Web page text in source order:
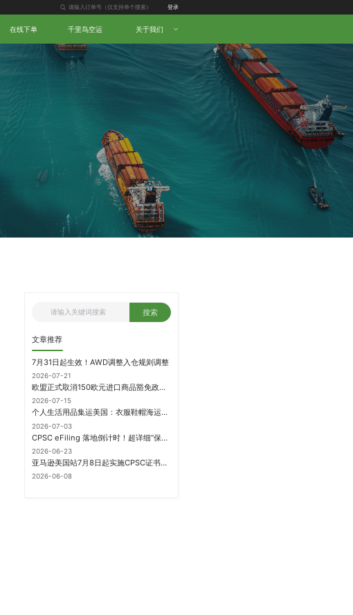
登录
在线下单 千里鸟空运 关于我们
搜索
文章推荐
7月31日起生效！AWD调整入仓规则调整
2026-07-21
欧盟正式取消150欧元进口商品豁免政策，每件加征3欧元进口关税
2026-07-15
个人生活用品集运美国：衣服鞋帽海运计费方式
2026-07-03
CPSC eFiling 落地倒计时！超详细“保姆级”实操指南来了！
2026-06-23
亚马逊美国站7月8日起实施CPSC证书电子申报要求，FBA受管制商品需提前申报
2026-06-08